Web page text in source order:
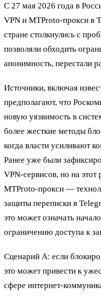
С 27 мая 2026 года в
VPN и MTProto-прокси в
стране столкнулись с
позволяли обходить
анонимность, перестали
Источники, включая
предполагают, что
новую уязвимость в
более жесткие методы
когда власти усиливают
Ранее уже были
VPN-сервисов, но на этот
MTProto-прокси —
защиты переписки в
это может означать
ограничению доступа к
Сценарий А: если
это может привести к
сфере интернет-